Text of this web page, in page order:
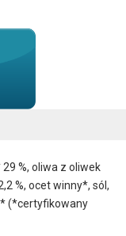
%, oliwa z oliwek
%, ocet winny*, sól,
(*certyfikowany